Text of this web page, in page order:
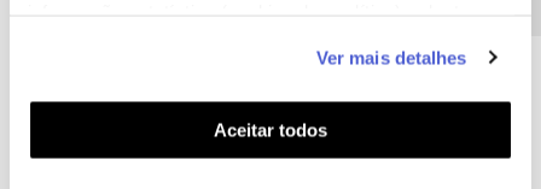
funcionalidades (cookies de personalização e
funcionalidade) e adaptar anúncios aos seus interesses
(cookies de publicidade personalizada). Pode gerir a
utilização dos cookies clicando em "Configurar
Ver mais detalhes
Aceitar todos
Hall of Fame de julho